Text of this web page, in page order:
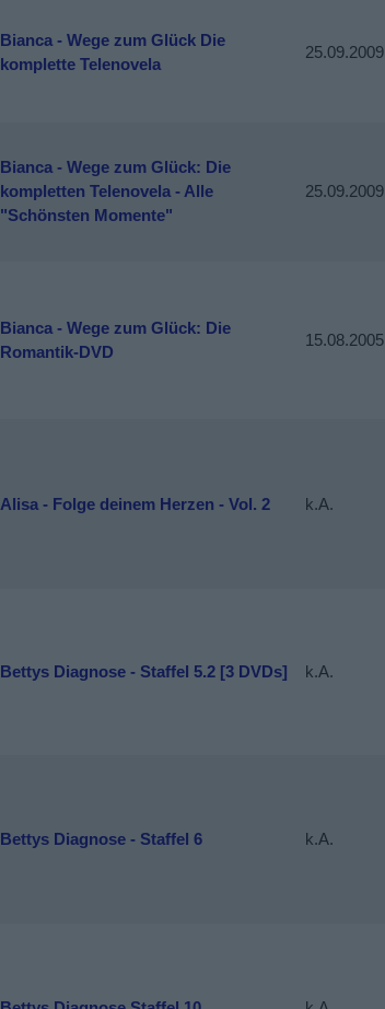
Bianca - Wege zum Glück Die
komplette Telenovela
25.09.2009
Bianca - Wege zum Glück: Die
kompletten Telenovela - Alle
"Schönsten Momente"
25.09.2009
Bianca - Wege zum Glück: Die
Romantik-DVD
15.08.2005
Alisa - Folge deinem Herzen - Vol. 2 k.A.
Bettys Diagnose - Staffel 5.2 [3 DVDs] k.A.
Bettys Diagnose - Staffel 6 k.A.